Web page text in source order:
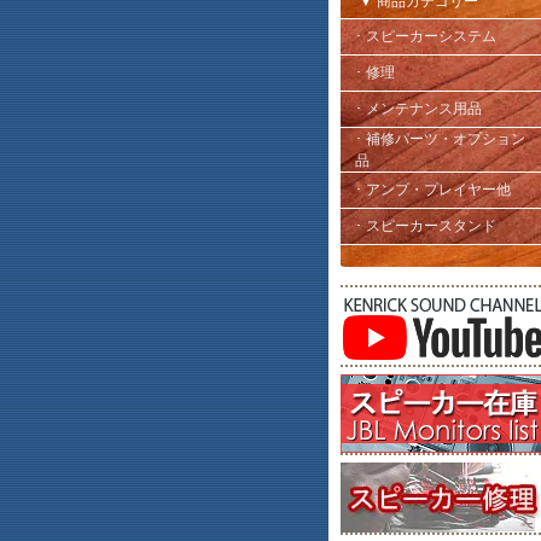
･ スピーカーシステム
･ 修理
･ メンテナンス用品
･ 補修パーツ・オプション
品
･ アンプ・プレイヤー他
･ スピーカースタンド